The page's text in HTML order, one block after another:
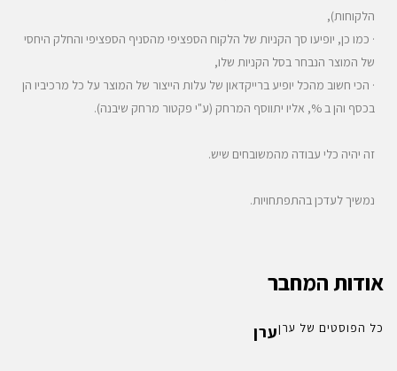
הלקוחות),
· כמו כן, יופיעו סך הקניות של הלקוח הספציפי מהסניף הספציפי והחלק היחסי
של המוצר הנבחר בסל הקניות שלו,
· הכי חשוב מהכל יופיע ברייקדאון של עלות הייצור של המוצר על כל מרכיביו הן
בכסף והן ב %, אליו יתווסף המרחק (ע"י פקטור מרחק שיבנה).
זה יהיה כלי עבודה מהמשובחים שיש.
נמשיך לעדכן בהתפתחויות.
אודות המחבר
ערןכל הפוסטים של ערן